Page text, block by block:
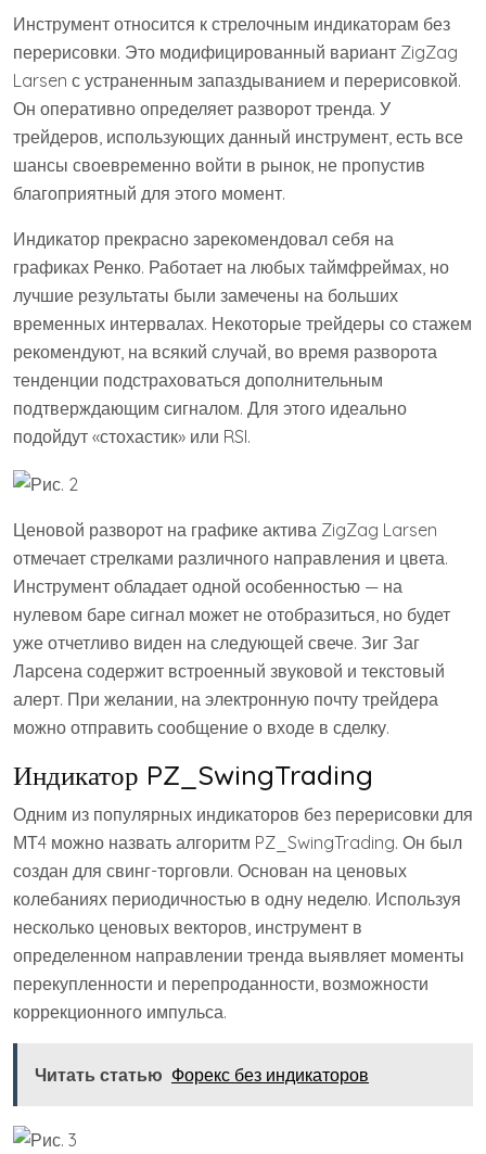
Инструмент относится к стрелочным индикаторам без
перерисовки. Это модифицированный вариант ZigZag
Larsen с устраненным запаздыванием и перерисовкой.
Он оперативно определяет разворот тренда. У
трейдеров, использующих данный инструмент, есть все
шансы своевременно войти в рынок, не пропустив
благоприятный для этого момент.
Индикатор прекрасно зарекомендовал себя на
графиках Ренко. Работает на любых таймфреймах, но
лучшие результаты были замечены на больших
временных интервалах. Некоторые трейдеры со стажем
рекомендуют, на всякий случай, во время разворота
тенденции подстраховаться дополнительным
подтверждающим сигналом. Для этого идеально
подойдут «стохастик» или RSI.
Ценовой разворот на графике актива ZigZag Larsen
отмечает стрелками различного направления и цвета.
Инструмент обладает одной особенностью — на
нулевом баре сигнал может не отобразиться, но будет
уже отчетливо виден на следующей свече. Зиг Заг
Ларсена содержит встроенный звуковой и текстовый
алерт. При желании, на электронную почту трейдера
можно отправить сообщение о входе в сделку.
Индикатор PZ_SwingTrading
Одним из популярных индикаторов без перерисовки для
МТ4 можно назвать алгоритм PZ_SwingTrading. Он был
создан для свинг-торговли. Основан на ценовых
колебаниях периодичностью в одну неделю. Используя
несколько ценовых векторов, инструмент в
определенном направлении тренда выявляет моменты
перекупленности и перепроданности, возможности
коррекционного импульса.
Читать статью Форекс без индикаторов